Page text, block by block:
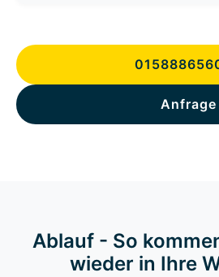
Anfrage
Ablauf - So
wieder in Ihre